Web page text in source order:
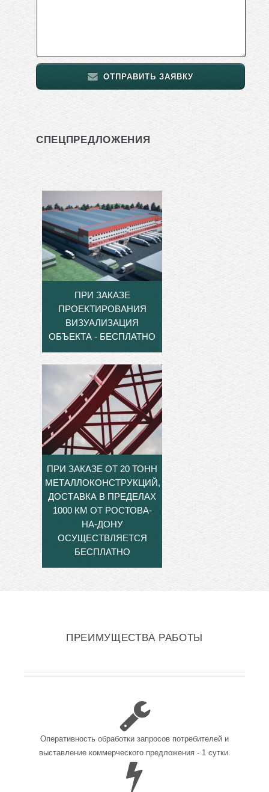
ОТПРАВИТЬ ЗАЯВКУ
СПЕЦПРЕДЛОЖЕНИЯ
ПРИ ЗАКАЗЕ
ПРОЕКТИРОВАНИЯ
ВИЗУАЛИЗАЦИЯ
ОБЪЕКТА - БЕСПЛАТНО
ПРИ ЗАКАЗЕ ОТ 20 ТОНН
МЕТАЛЛОКОНСТРУКЦИЙ,
ДОСТАВКА В ПРЕДЕЛАХ
1000 КМ ОТ РОСТОВА-
НА-ДОНУ
ОСУЩЕСТВЛЯЕТСЯ
БЕСПЛАТНО
ПРЕИМУЩЕСТВА РАБОТЫ
Оперативность обработки запросов потребителей и
выставление коммерческого предложения - 1 сутки.